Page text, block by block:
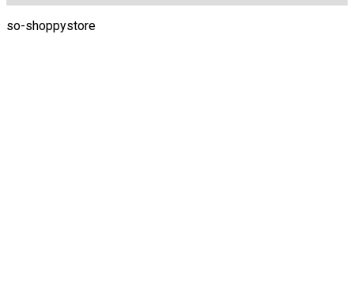
so-shoppystore